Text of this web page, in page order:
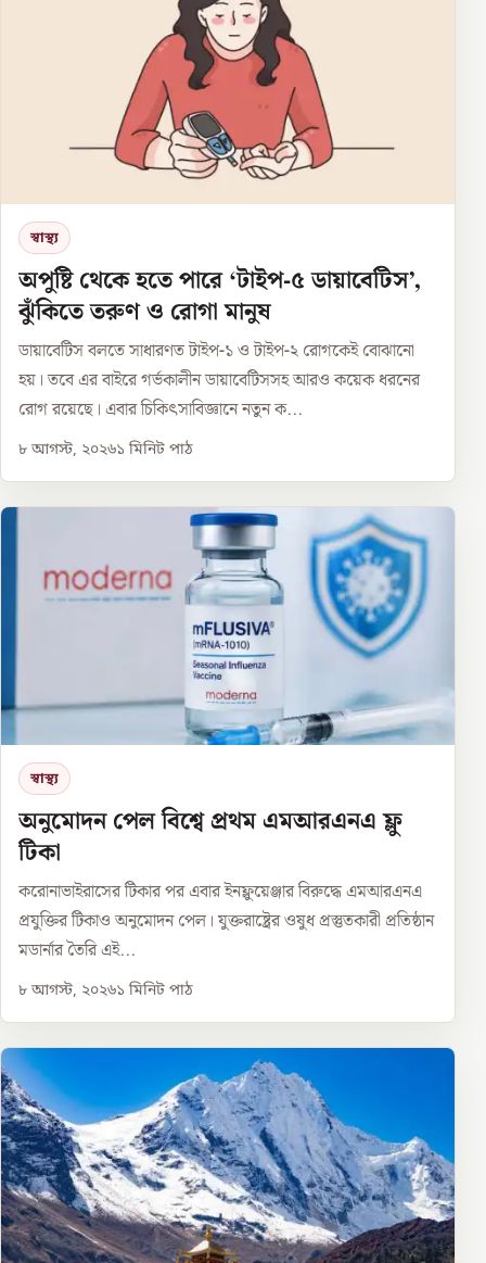
স্বাস্থ্য
অপুষ্টি থেকে হতে পারে ‘টাইপ-৫ ডায়াবেটিস’,
ঝুঁকিতে তরুণ ও রোগা মানুষ
ডায়াবেটিস বলতে সাধারণত টাইপ-১ ও টাইপ-২ রোগকেই বোঝানো
হয়। তবে এর বাইরে গর্ভকালীন ডায়াবেটিসসহ আরও কয়েক ধরনের
রোগ রয়েছে। এবার চিকিৎসাবিজ্ঞানে নতুন ক...
৮ আগস্ট, ২০২৬১ মিনিট পাঠ
স্বাস্থ্য
অনুমোদন পেল বিশ্বে প্রথম এমআরএনএ ফ্লু
টিকা
করোনাভাইরাসের টিকার পর এবার ইনফ্লুয়েঞ্জার বিরুদ্ধে এমআরএনএ
প্রযুক্তির টিকাও অনুমোদন পেল। যুক্তরাষ্ট্রের ওষুধ প্রস্তুতকারী প্রতিষ্ঠান
মডার্নার তৈরি এই...
৮ আগস্ট, ২০২৬১ মিনিট পাঠ